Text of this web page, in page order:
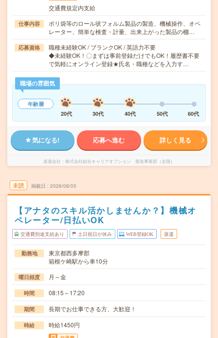
交通費規定内支給
仕事内容
ポリ袋等のロール状フォルム製品の製造、機械操作、オペ
レーター、簡単な検査・計量、出来上がった製品の棚…
応募資格
職種未経験OK / ブランクOK / 英語力不要
◆未経験OK！〇まずは事前登録だけでもOK！履歴書不要
で気軽にオンライン登録★氏名・職種などを入力す…
職場の雰囲気
年齢層
20代
30代 40代 50代 60代
気になる! 応募へ進む 詳しく見る
派遣会社 株式会社綜合キャリアオプション 製造事業部（全国）
未読 掲載日 2026/08/05
【アナタのスキル活かしませんか？】機械オ
ペレーター/日払いOK
交通費別途支給あり 土日祝日が休み WEB登録OK 派遣
勤務地
東京都西多摩郡
箱根ケ崎駅から車10分
曜日頻度 月～金
時間 08:15～17:20
期間 長期でお仕事できる方、大歓迎！
時給 時給1450円